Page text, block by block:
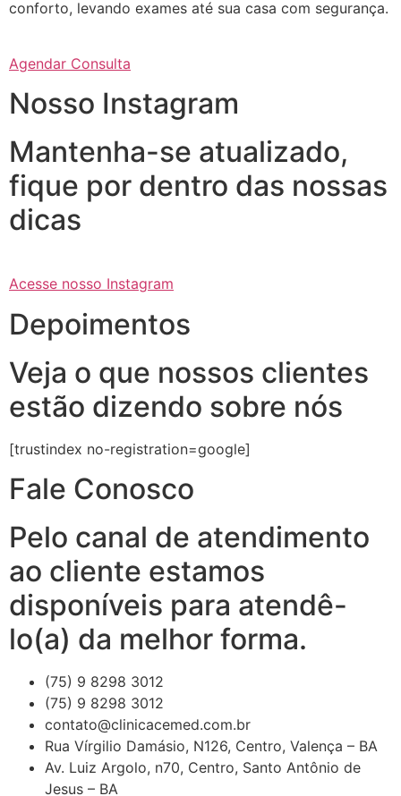
conforto, levando exames até sua casa com segurança.
Agendar Consulta
Nosso Instagram
Mantenha-se atualizado,
fique por dentro das nossas
dicas
Acesse nosso Instagram
Depoimentos
Veja o que nossos clientes
estão dizendo sobre nós
[trustindex no-registration=google]
Fale Conosco
Pelo canal de atendimento
ao cliente estamos
disponíveis para atendê-
lo(a) da melhor forma.
(75) 9 8298 3012
(75) 9 8298 3012
contato@clinicacemed.com.br
Rua Vírgilio Damásio, N126, Centro, Valença – BA
Av. Luiz Argolo, n70, Centro, Santo Antônio de
Jesus – BA